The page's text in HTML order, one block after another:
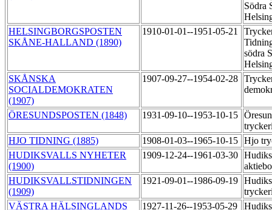
Södra
HELSINGBORGSPOSTEN
SKÅNE-HALLAND (1890)
1910-01-01--1951-05-21
södra
SKÅNSKA
SOCIALDEMOKRATEN
(1907)
1907-09-27--1954-02-28
ÖRESUNDSPOSTEN (1848) 1931-09-10--1953-10-15
HJO TIDNING (1885)
1908-01-03--1965-10-15 Hjo
HUDIKSVALLS NYHETER
(1900)
1909-12-24--1961-03-30
HUDIKSVALLSTIDNINGEN
(1909)
1921-09-01--1986-09-19
VÄSTRA HÄLSINGLANDS
1927-11-26--1953-05-29